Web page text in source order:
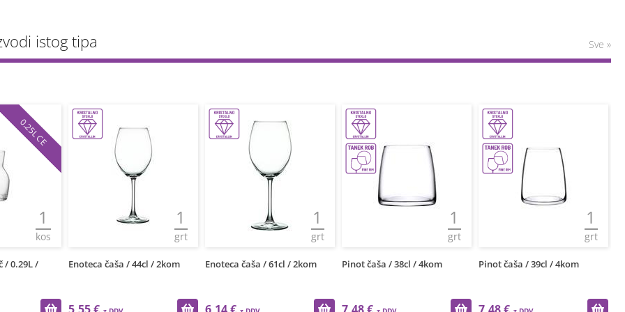
istog tipa Sve »
1
kos
0.25L CE
/ 0.29L /
1
grt
Enoteca čaša / 44cl / 2kom
1
grt
Enoteca čaša / 61cl / 2kom
1
grt
Pinot čaša / 38cl / 4kom
1
grt
Pinot čaša / 39cl / 4kom